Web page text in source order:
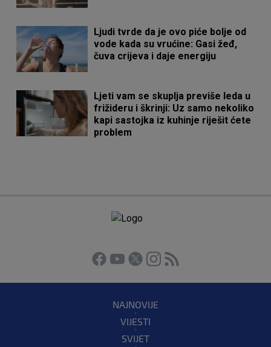
Ljudi tvrde da je ovo piće bolje od
vode kada su vrućine: Gasi žeđ,
čuva crijeva i daje energiju
Ljeti vam se skuplja previše leda u
frižideru i škrinji: Uz samo nekoliko
kapi sastojka iz kuhinje riješit ćete
problem
NAJNOVIJE
VIJESTI
SVIJET